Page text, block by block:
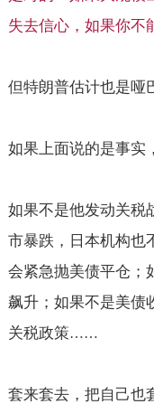
失去信心，如果你不
但特朗普估计也是哑
如果上面说的是事实
如果不是他发动关税
市暴跌，日本机构也
会紧急抛美债平仓；
飙升；如果不是美债
关税政策……
套来套去，把自己也